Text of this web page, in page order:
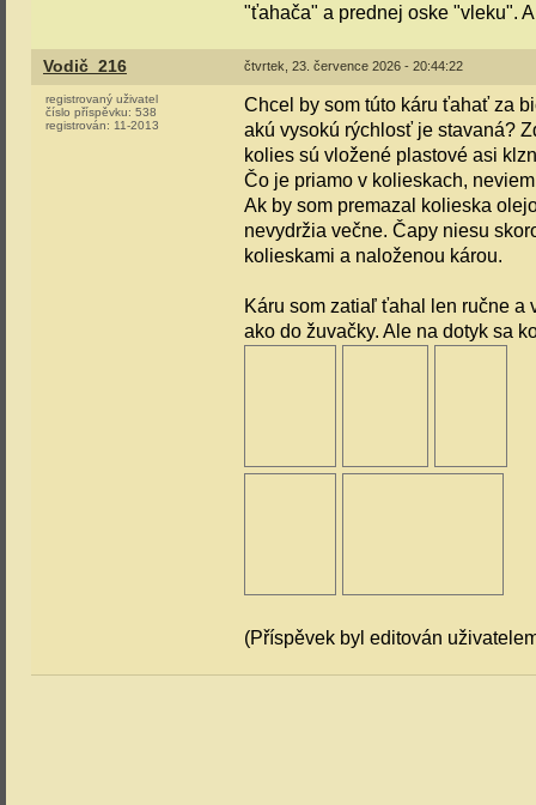
"ťahača" a prednej oske "vleku".
Vodič_216 čtvrtek, 23. července 2026 - 20:44:22
registrovaný uživatel
číslo příspěvku: 538
registrován: 11-2013
Chcel by som túto káru ťahať za
akú vysokú rýchlosť je stavaná?
kolies sú vložené plastové asi
Čo je priamo v kolieskach,
Ak by som premazal kolieska
nevydržia večne. Čapy niesu
kolieskami a naloženou károu.
Káru som zatiaľ ťahal len ručne a
ako do žuvačky. Ale na dotyk sa
(Příspěvek byl editován